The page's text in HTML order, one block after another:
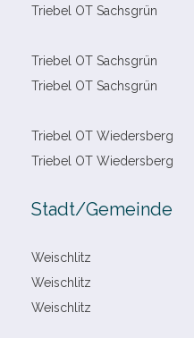
Triebel OT Sachsgrün
Triebel OT Sachsgrün
Triebel OT Sachsgrün
Triebel OT Wiedersberg
Triebel OT Wiedersberg
Stadt/​Gemeinde
Weischlitz
Weischlitz
Weischlitz